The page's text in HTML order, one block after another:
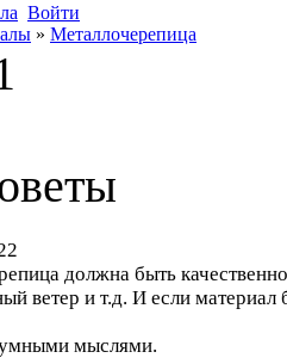
Войти
» Металлочерепица
должна быть
ветер и т.д. И если
мыслями.